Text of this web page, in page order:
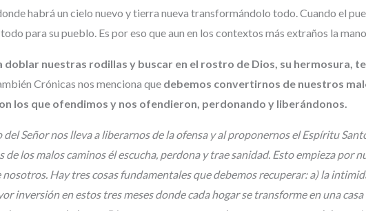
habrá un cielo nuevo y tierra nueva transformándolo todo. Cuando el
para su pueblo. Es por eso que aun en los contextos más extraños la
doblar nuestras rodillas y buscar en el rostro de Dios, su hermosura,
Crónicas nos menciona que debemos convertirnos de nuestros
los que ofendimos y nos ofendieron, perdonando y liberándonos.
del Señor nos lleva a liberarnos de la ofensa y al proponernos el Espíritu
de los malos caminos él escucha, perdona y trae sanidad. Esto empieza
Hay tres cosas fundamentales que debemos recuperar: a) la
inversión en estos tres meses donde cada hogar se transforme en una